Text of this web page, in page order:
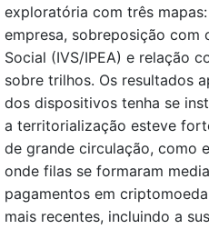
exploratória com três
empresa, sobreposição com
Social (IVS/IPEA) e relação
sobre trilhos. Os resultados
dos dispositivos tenha se
a territorialização esteve
de grande circulação, como
onde filas se formaram
pagamentos em
mais recentes, incluindo a